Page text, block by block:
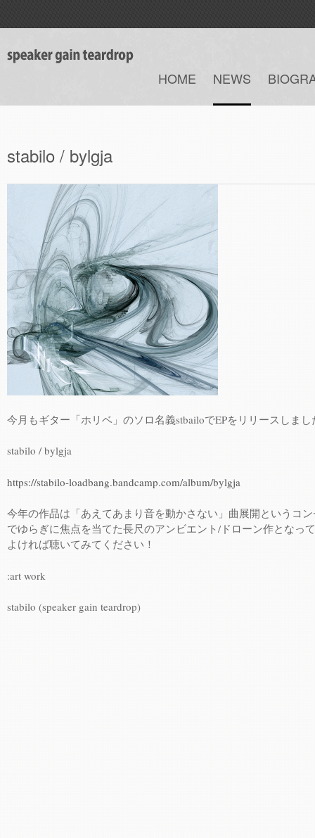
HOME NEWS
stabilo / bylgja
今月もギター「ホリベ」のソロ名義stbailoでEPをリリースしまし
stabilo / bylgja
https://stabilo-loadbang.bandcamp.com/album/bylgja
今年の作品は「あえてあまり音を動かさない」曲展開というコ
でゆらぎに焦点を当てた長尺のアンビエント/ドローン作となっ
よければ聴いてみてください！
:art work
stabilo (speaker gain teardrop)